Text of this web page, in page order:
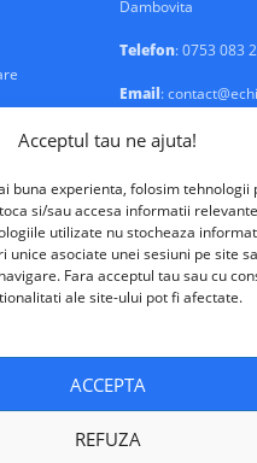
Acceptul tau ne ajuta!
buna experienta, folosim tehnologii
si/sau accesa informatii
utilizate nu stocheaza
unice asociate unei sesiuni pe site
Fara acceptul tau sau cu
ale site-ului pot fi afectate.
ACCEPTA
REFUZA
Dambovita
Telefon: 0753 083
Email:
electrice.ro
Electrical Solutions © 2026